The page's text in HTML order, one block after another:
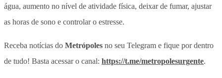
água, aumento no nível de atividade física, deixar de fumar, ajustar
as horas de sono e controlar o estresse.
Receba notícias do Metrópoles no seu Telegram e fique por dentro
de tudo! Basta acessar o canal: https://t.me/metropolesurgente.